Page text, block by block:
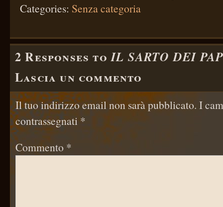
Categories: Senza categoria
2 Responses toIL SARTO DEI
Lascia un commento
Il tuo indirizzo email non sarà pubblicato. I
contrassegnati *
Commento *